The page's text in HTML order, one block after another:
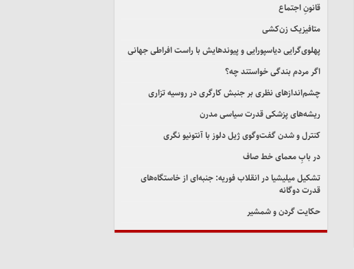
قانونِ اجتماع
متافیزیک زن‌کشی
پهلوی‌گرایی دیاسپورایی و پیوندهایش با راست افراطی جهانی
اگر مردم بندگی خواستند چه؟
چشم‌اندازهای نظری بر جنبش کارگری در روسیه تزاری
ریشه‌های پزشکی قدرت سیاسی مدرن
کنترل و شدن گفت‌وگوی ژیل دلوز با آنتونیو نگری
در بابِ معمای خط صاف
تشکیل میلیشیا در انقلاب فوریه: جنبه‌ای از خاستگاه‌های
قدرت دوگانه
حکایت گردن و شمشیر